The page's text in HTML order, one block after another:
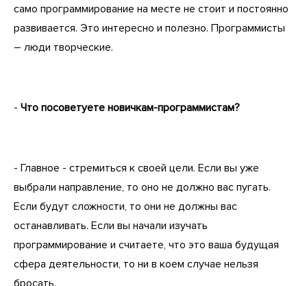
само программирование на месте не стоит и постоянно
развивается. Это интересно и полезно. Программисты
– люди творческие.
- Что посоветуете новичкам-программистам?
- Главное - стремиться к своей цели. Если вы уже
выбрали направление, то оно не должно вас пугать.
Если будут сложности, то они не должны вас
останавливать. Если вы начали изучать
программирование и считаете, что это ваша будущая
сфера деятельности, то ни в коем случае нельзя
бросать.